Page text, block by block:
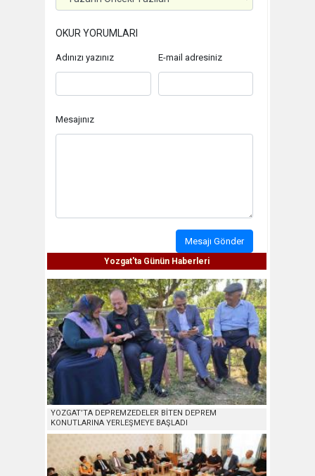
OKUR YORUMLARI
Adınızı yazınız E-mail adresiniz
Mesajınız
Mesajı Gönder
Yozgat'ta Günün Haberleri
YOZGAT’TA DEPREMZEDELER BİTEN DEPREM
KONUTLARINA YERLEŞMEYE BAŞLADI